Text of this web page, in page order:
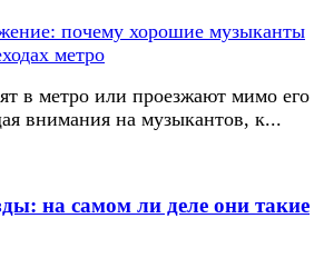
в метро или проезжают мимо его
внимания на музыкантов, к...
на самом ли деле они такие